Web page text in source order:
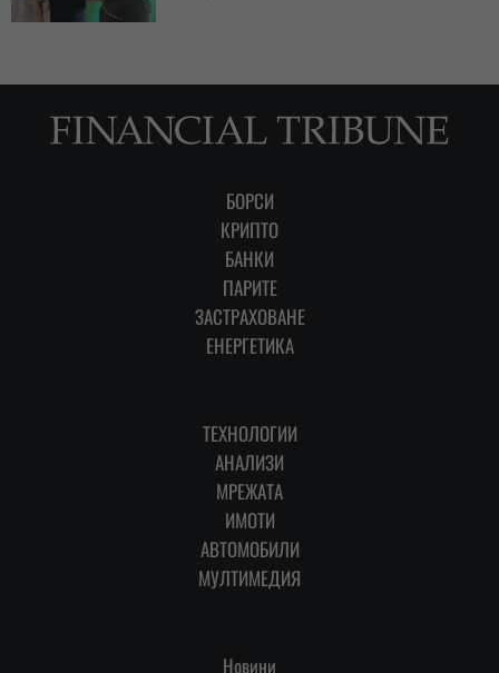
БОРСИ
КРИПТО
БАНКИ
ПАРИТЕ
ЗАСТРАХОВАНЕ
ЕНЕРГЕТИКА
ТЕХНОЛОГИИ
АНАЛИЗИ
МРЕЖАТА
ИМОТИ
АВТОМОБИЛИ
МУЛТИМЕДИЯ
Новини